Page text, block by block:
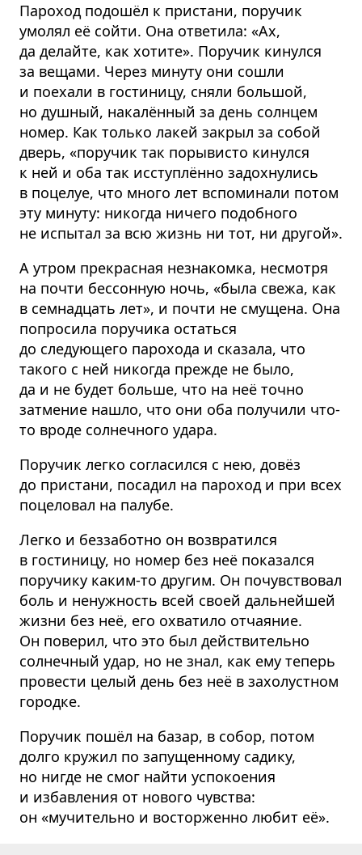
Пароход подошёл к пристани, поручик
умолял её сойти. Она ответила: «Ах,
да делайте, как хотите». Поручик кинулся
за вещами. Через минуту они сошли
и поехали в гостиницу, сняли большой,
но душный, накалённый за день солнцем
номер. Как только лакей закрыл за собой
дверь, «поручик так порывисто кинулся
к ней и оба так исступлённо задохнулись
в поцелуе, что много лет вспоминали потом
эту минуту: никогда ничего подобного
не испытал за всю жизнь ни тот, ни другой».
А утром прекрасная незнакомка, несмотря
на почти бессонную ночь, «была свежа, как
в семнадцать лет», и почти не смущена. Она
попросила поручика остаться
до следующего парохода и сказала, что
такого с ней никогда прежде не было,
да и не будет больше, что на неё точно
затмение нашло, что они оба получили что-
то вроде солнечного удара.
Поручик легко согласился с нею, довёз
до пристани, посадил на пароход и при всех
поцеловал на палубе.
Легко и беззаботно он возвратился
в гостиницу, но номер без неё показался
поручику каким-то другим. Он почувствовал
боль и ненужность всей своей дальнейшей
жизни без неё, его охватило отчаяние.
Он поверил, что это был действительно
солнечный удар, но не знал, как ему теперь
провести целый день без неё в захолустном
городке.
Поручик пошёл на базар, в собор, потом
долго кружил по запущенному садику,
но нигде не смог найти успокоения
и избавления от нового чувства:
он «мучительно и восторженно любит её».